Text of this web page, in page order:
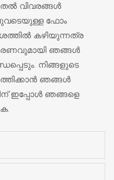
വിവരങ്ങൾ
ഫോം
കഴിയുന്നത്ര
ഞങ്ങൾ
നിങ്ങളുടെ
ഞങ്ങൾ
ഇപ്പോൾ ഞങ്ങളെ